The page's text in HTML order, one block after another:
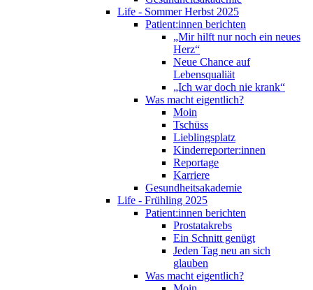
Life - Sommer Herbst 2025
Patient:innen berichten
„Mir hilft nur noch ein neues
Herz“
Neue Chance auf
Lebensqualiät
„Ich war doch nie krank“
Was macht eigentlich?
Moin
Tschüss
Lieblingsplatz
Kinderreporter:innen
Reportage
Karriere
Gesundheitsakademie
Life - Frühling 2025
Patient:innen berichten
Prostatakrebs
Ein Schnitt genügt
Jeden Tag neu an sich
glauben
Was macht eigentlich?